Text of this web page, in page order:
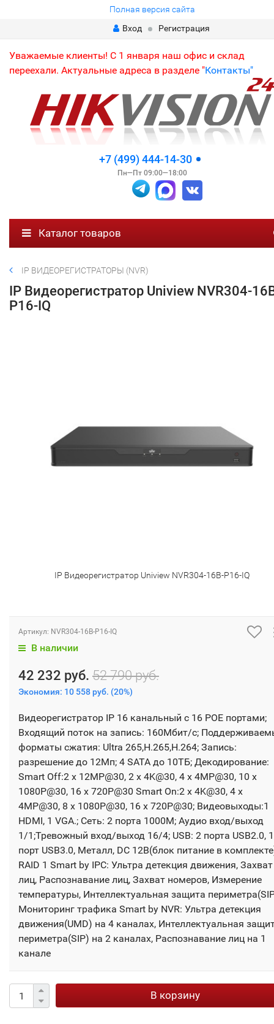
Полная версия сайта
Вход
Регистрация
Уважаемые клиенты! С 1 января наш офис и склад
переехали. Актуальные адреса в разделе "Контакты"
+7 (499) 444-14-30
Пн—Пт 09:00—18:00
Каталог товаров
IP ВИДЕОРЕГИСТРАТОРЫ (NVR)
IP Видеорегистратор Uniview NVR304-
P16-IQ
IP Видеорегистратор Uniview NVR304-16B-P16-IQ
Артикул: NVR304-16B-P16-IQ
В наличии
42 232 руб. 52 790 руб.
Экономия: 10 558 руб. (20%)
Видеорегистратор IP 16 канальный с 16 POE портами;
Входящий поток на запись: 160Мбит/с;
форматы сжатия: Ultra 265,H.265,H.264; Запись:
разрешение до 12Мп; 4 SATA до 10ТБ; Декодирование:
Smart Off:2 x 12MP@30, 2 x 4K@30, 4 x 4MP@30, 10 x
1080P@30, 16 x 720P@30 Smart On:2 x 4K@30, 4 x
4MP@30, 8 x 1080P@30, 16 x 720P@30; Видеовыходы:1
HDMI, 1 VGA.; Сеть: 2 порта 1000М; Аудио вход/выход
1/1;Тревожный вход/выход 16/4; USB: 2 порта USB2.0, 1
порт USB3.0, Металл, DC 12В(блок питание в
RAID 1 Smart by IPC: Ультра детекция движения, Захват
лиц, Распознавание лиц, Захват номеров, Измерение
температуры, Интеллектуальная защита
Мониторинг трафика Smart by NVR: Ультра детекция
движения(UMD) на 4 каналах, Интеллектуальная
периметра(SIP) на 2 каналах, Распознавание лиц на 1
канале
В корзину